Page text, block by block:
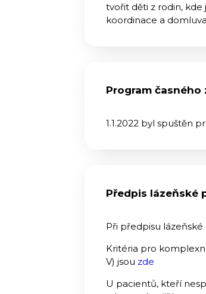
tvořit děti z rodin,
koordinace a
Program
1.1.2022 byl spuštěn
Předpis lázeňské
Při předpisu
Kritéria pro
V) jsou zde
U pacientů, kteří